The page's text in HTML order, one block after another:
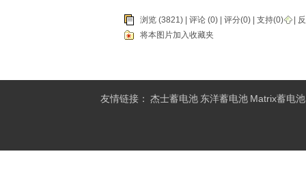
浏览 (3821) | 评论(0) | 评分(0) | 支持(0)
将本图片加入收藏夹
友情链接： 杰士蓄电池 东洋蓄电池 Matrix蓄电池